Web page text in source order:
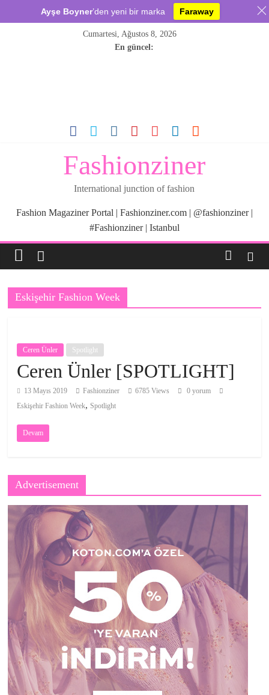
Cumartesi, Ağustos 8, 2026
En güncel:
Fashionziner
International junction of fashion
Fashion Magaziner Portal | Fashionziner.com | @fashionziner |
#Fashionziner | Istanbul
Eskişehir Fashion Week
Ceren Ünler Spotlight
Ceren Ünler [SPOTLIGHT]
13 Mayıs 2019 Fashionziner 6785 Views
0 yorum
Eskişehir Fashion Week, Spotlight
Devam
Advertisement
Ayşe Boyner’den yeni bir marka Faraway